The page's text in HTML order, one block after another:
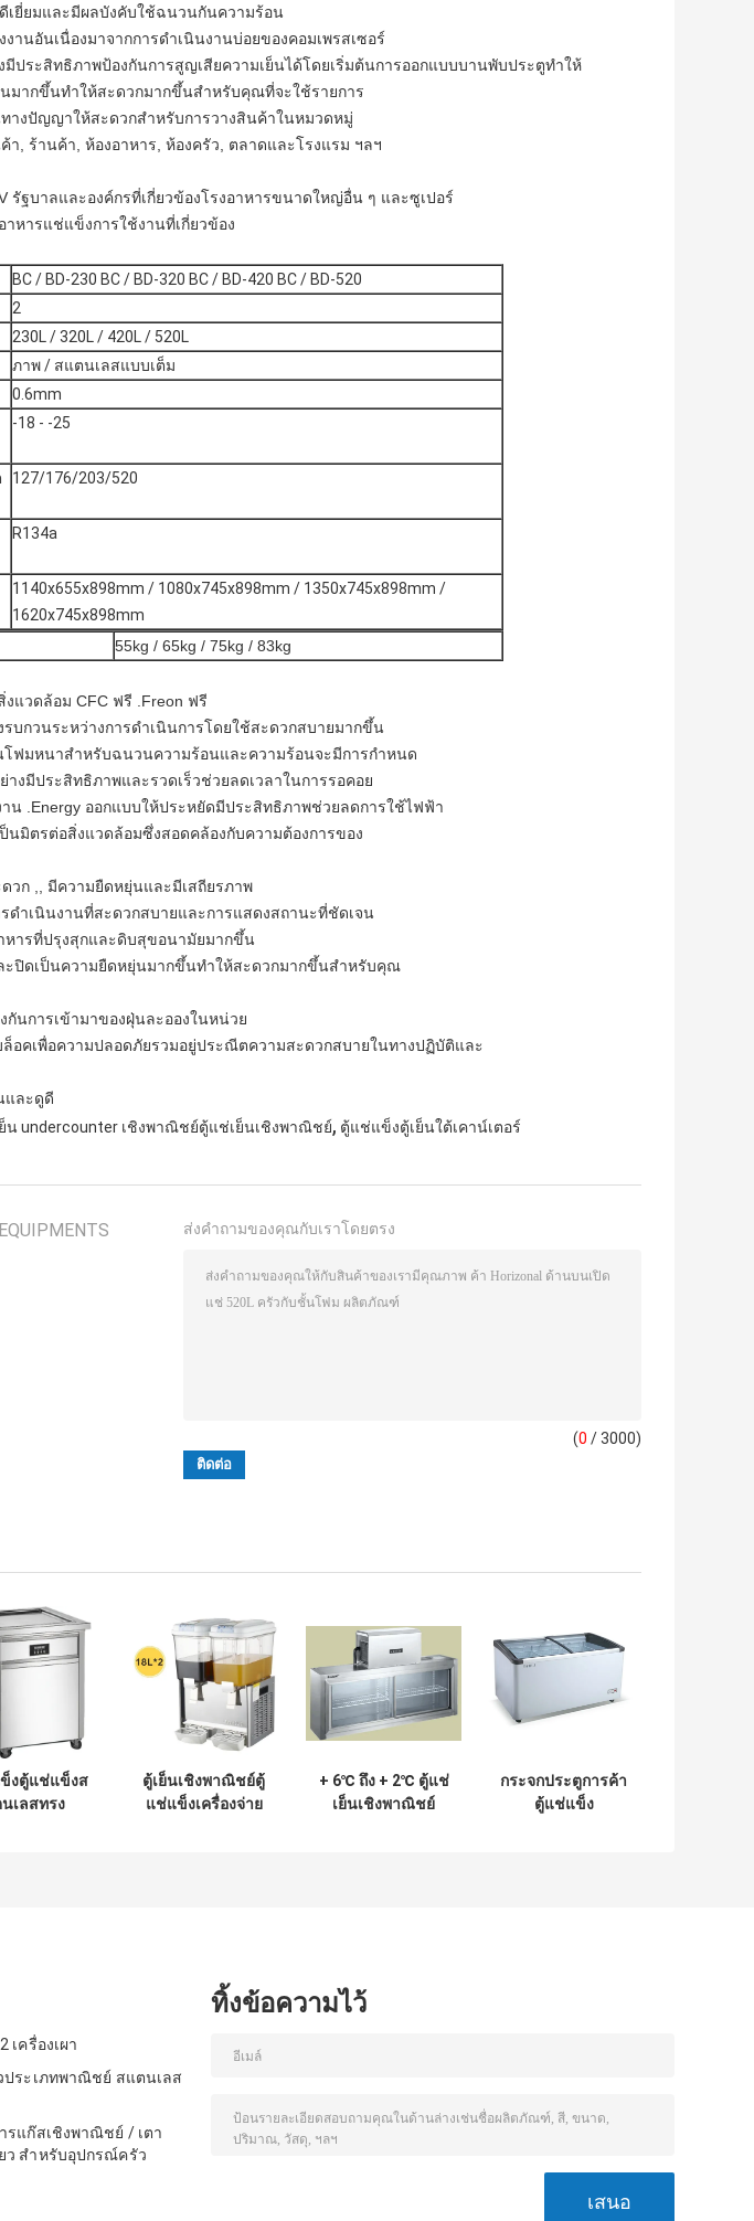
เยี่ยมและมีผลบังคับใช้ฉนวนกันความร้อน
านอันเนื่องมาจากการดำเนินงานบ่อยของคอมเพรสเซอร์
ประสิทธิภาพป้องกันการสูญเสียความเย็นได้โดยเริ่มต้นการออกแบบบานพับประตูทำให้
มากขึ้นทำให้สะดวกมากขึ้นสำหรับคุณที่จะใช้รายการ
างปัญญาให้สะดวกสำหรับการวางสินค้าในหมวดหมู่
, ร้านค้า, ห้องอาหาร, ห้องครัว, ตลาดและโรงแรม ฯลฯ
รัฐบาลและองค์กรที่เกี่ยวข้องโรงอาหารขนาดใหญ่อื่น ๆ และซูเปอร์
หารแช่แข็งการใช้งานที่เกี่ยวข้อง
BC / BD-230 BC / BD-320 BC / BD-420 BC / BD-520
2
230L / 320L / 420L / 520L
ภาพ / สแตนเลสแบบเต็ม
0.6mm
-18 - -25
127/176/203/520
R134a
1140x655x898mm / 1080x745x898mm / 1350x745x898mm /
1620x745x898mm
55kg / 65kg / 75kg / 83kg
แวดล้อม CFC ฟรี .Freon ฟรี
รบกวนระหว่างการดำเนินการโดยใช้สะดวกสบายมากขึ้น
ฟมหนาสำหรับฉนวนความร้อนและความร้อนจะมีการกำหนด
างมีประสิทธิภาพและรวดเร็วช่วยลดเวลาในการรอคอย
น .Energy ออกแบบให้ประหยัดมีประสิทธิภาพช่วยลดการใช้ไฟฟ้า
นมิตรต่อสิ่งแวดล้อมซึ่งสอดคล้องกับความต้องการของ
วก ,, มีความยืดหยุ่นและมีเสถียรภาพ
ดำเนินงานที่สะดวกสบายและการแสดงสถานะที่ชัดเจน
หารที่ปรุงสุกและดิบสุขอนามัยมากขึ้น
ปิดเป็นความยืดหยุ่นมากขึ้นทำให้สะดวกมากขึ้นสำหรับคุณ
นการเข้ามาของฝุ่นละอองในหน่วย
อคเพื่อความปลอดภัยรวมอยู่ประณีตความสะดวกสบายในทางปฏิบัติและ
และดูดี
น undercounter เชิงพาณิชย์ตู้แช่เย็นเชิงพาณิชย์, ตู้แช่แข็งตู้เย็นใต้เคาน์เตอร์
ส่งคำถามของคุณกับเราโดยตรง
(0 / 3000)
งตู้แช่แข็งส
เลสทรง
ตู้เย็นเชิงพาณิชย์ตู้
แช่แข็งเครื่องจ่าย
+ 6℃ ถึง + 2℃ ตู้แช่
เย็นเชิงพาณิชย์
กระจกประตูการค้า
ตู้แช่แข็ง
เครื่องเผา
ประเภทพาณิชย์ สแตนเลส
รแก๊สเชิงพาณิชย์ / เตา
ว สำหรับอุปกรณ์ครัว
ทิ้งข้อความไว้